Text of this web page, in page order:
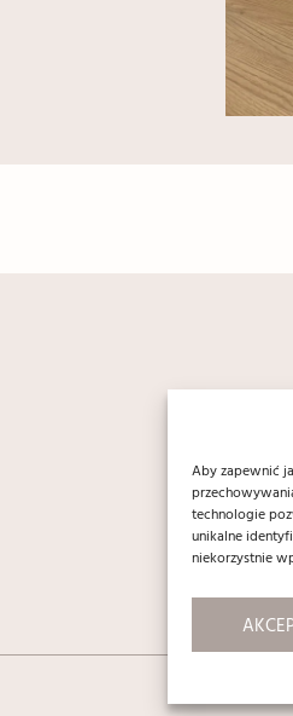
Aby zapewnić
technologie
unikalne
niekorzystnie